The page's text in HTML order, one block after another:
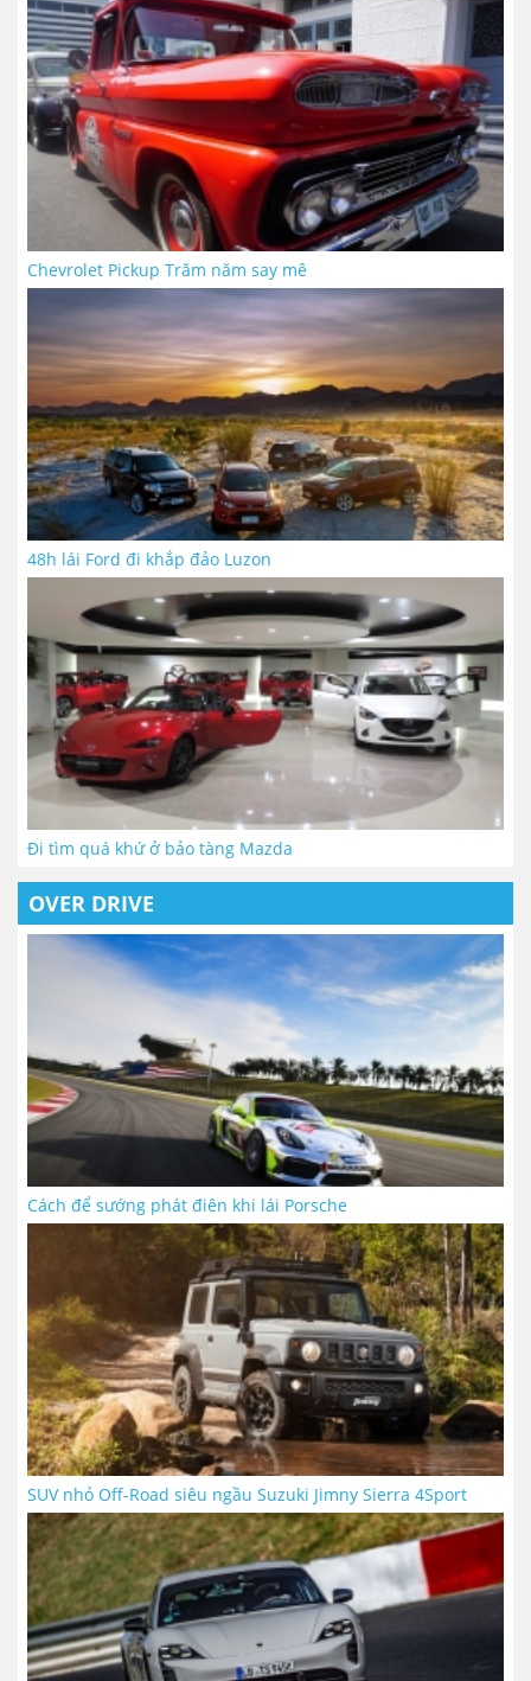
Chevrolet Pickup Trăm năm say mê
48h lái Ford đi khắp đảo Luzon
Đi tìm quá khứ ở bảo tàng Mazda
OVER DRIVE
Cách để sướng phát điên khi lái Porsche
SUV nhỏ Off-Road siêu ngầu Suzuki Jimny Sierra 4Sport